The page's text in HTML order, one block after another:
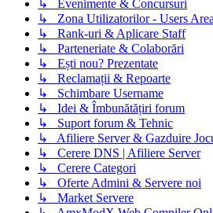
↳ Evenimente & Concursuri
↳ Zona Utilizatorilor - Users
↳ Rank-uri & Aplicare Staff
↳ Parteneriate & Colaborări
↳ Ești nou? Prezentate
↳ Reclamații & Repoarte
↳ Schimbare Username
↳ Idei & Îmbunătățiri forum
↳ Suport forum & Tehnic
↳ Afiliere Server & Gazduire
↳ Cerere DNS | Afiliere Server
↳ Cerere Categori
↳ Oferte Admini & Servere noi
↳ Market Servere